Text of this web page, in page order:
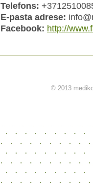
Telefons:
E-pasta adrese:
Facebook: http://
© 2013